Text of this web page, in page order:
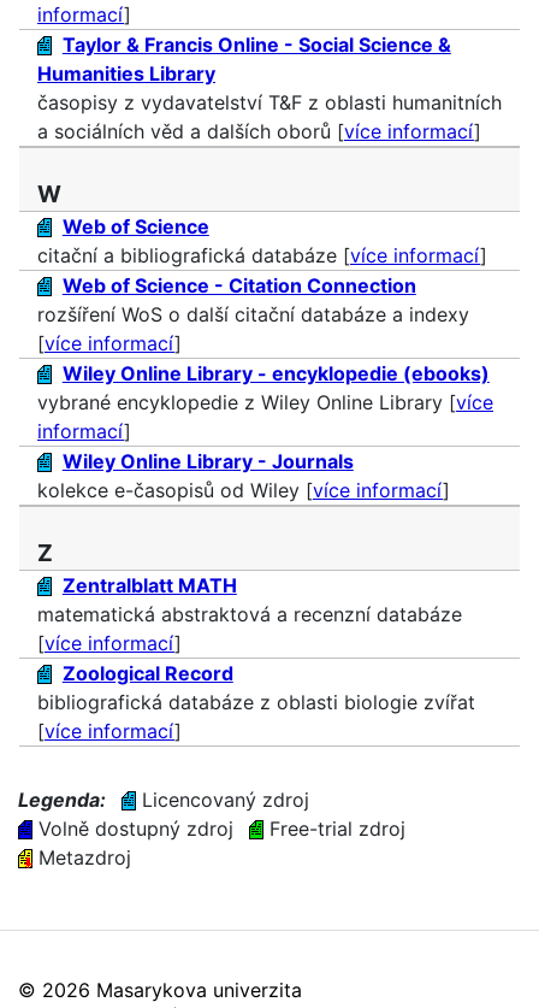
informací]
Taylor & Francis Online - Social Science &
Humanities Library
časopisy z vydavatelství T&F z oblasti humanitních
a sociálních věd a dalších oborů [více informací]
W
Web of Science
citační a bibliografická databáze [více informací]
Web of Science - Citation Connection
rozšíření WoS o další citační databáze a indexy
[více informací]
Wiley Online Library - encyklopedie (ebooks)
vybrané encyklopedie z Wiley Online Library [více
informací]
Wiley Online Library - Journals
kolekce e-časopisů od Wiley [více informací]
Z
Zentralblatt MATH
matematická abstraktová a recenzní databáze
[více informací]
Zoological Record
bibliografická databáze z oblasti biologie zvířat
[více informací]
Legenda:
Licencovaný zdroj
Volně dostupný zdroj
Free-trial zdroj
Metazdroj
© 2026 Masarykova univerzita